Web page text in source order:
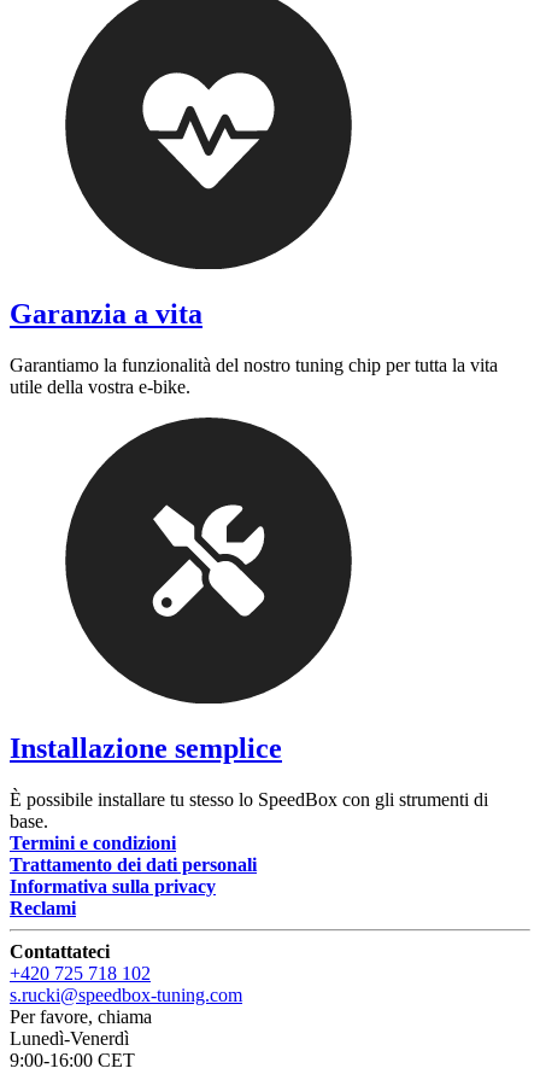
Garanzia a vita
Garantiamo la funzionalità del nostro tuning chip per tutta la vita
utile della vostra e-bike.
Installazione semplice
È possibile installare tu stesso lo SpeedBox con gli strumenti di
base.
Termini e condizioni
Trattamento dei dati personali
Informativa sulla privacy
Reclami
Contattateci
+420 725 718 102
s.rucki@speedbox-tuning.com
Per favore, chiama
Lunedì-Venerdì
9:00-16:00 CET